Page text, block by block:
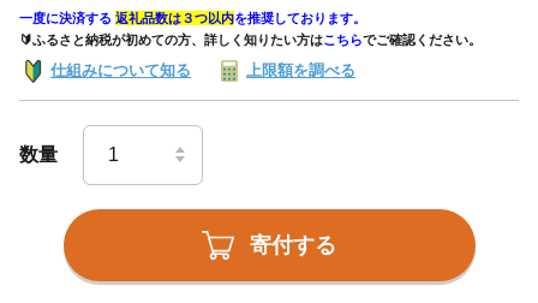
一度に決済する 返礼品数は３つ以内を推奨しております。
🔰ふるさと納税が初めての方、詳しく知りたい方はこちらでご確認ください。
仕組みについて知る 上限額を調べる
数量
寄付する